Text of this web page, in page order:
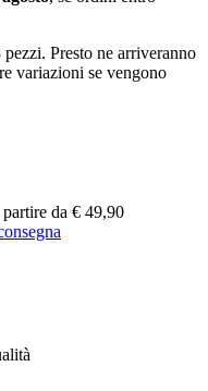
Presto ne arriveranno
variazioni se vengono
partire da € 49,90